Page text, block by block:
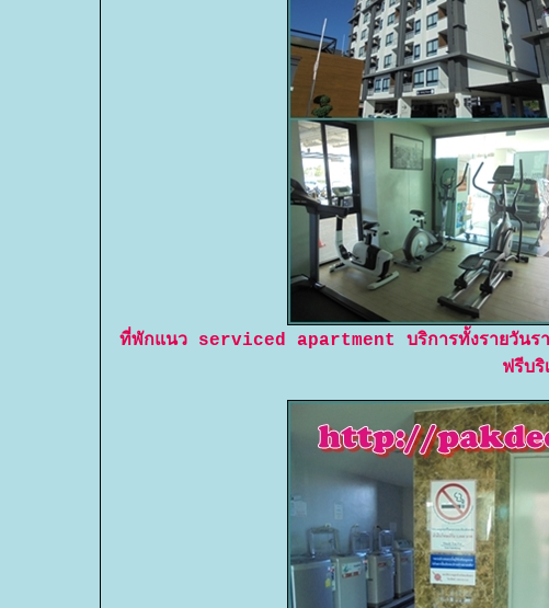
ที่พักแนว serviced apartment บริการทั้งรายวันราย
ฟรีบ